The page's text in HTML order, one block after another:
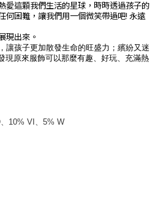
愛這顆我們生活的星球，時時透過孩子的
何困難，讓我們用一個微笑帶過吧! 永遠
現出來。
讓孩子更加散發生命的旺盛力；繽紛又迷
現原來服飾可以那麼有趣、好玩、充滿熱
、 10% VI 、 5% W